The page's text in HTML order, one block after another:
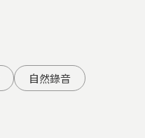
自然錄音